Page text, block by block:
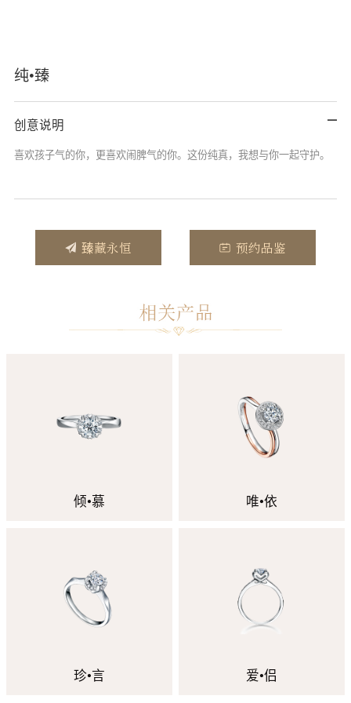
纯•臻
创意说明
喜欢孩子气的你，更喜欢闹脾气的你。这份纯真，我想与你一起守护。
臻藏永恒 预约品鉴
倾•慕 唯•依
珍•言 爱•侣